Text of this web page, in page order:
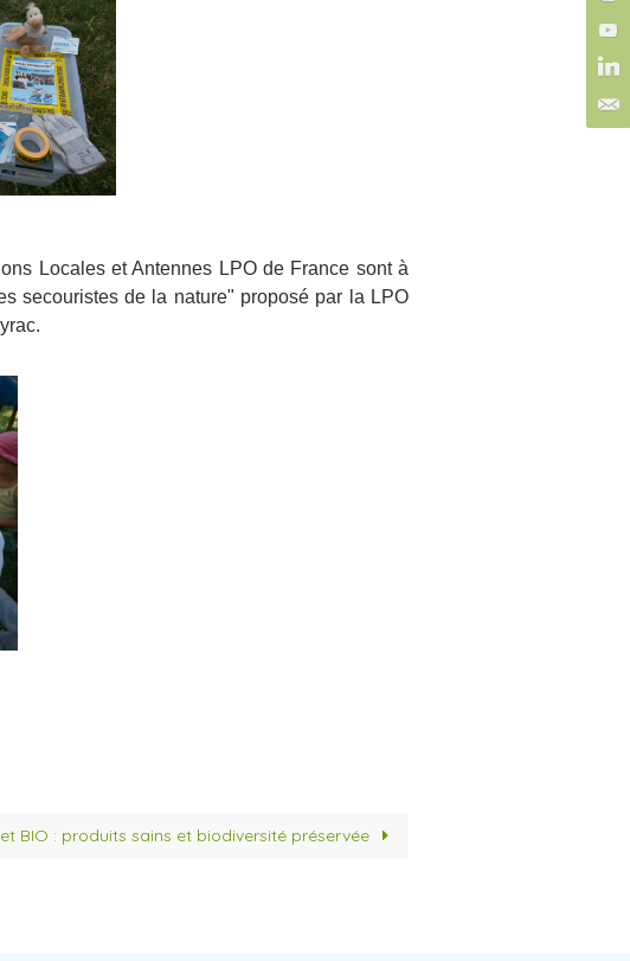
Locales et Antennes LPO de France sont à
secouristes de la nature" proposé par la LPO
BIO : produits sains et biodiversité préservée